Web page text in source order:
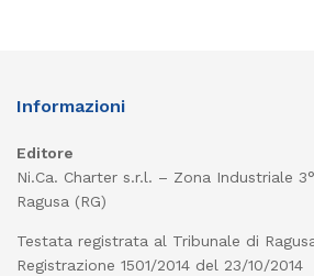
Informazioni
Editore
Ni.Ca. Charter s.r.l. – Zona Industriale
Ragusa (RG)
Testata registrata al Tribunale di
Registrazione 1501/2014 del 23/10/2014